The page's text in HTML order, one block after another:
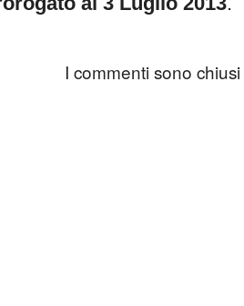
I commenti sono chiusi